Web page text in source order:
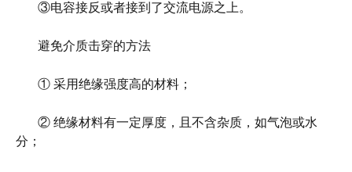
③电容接反或者接到了交流电源之上。
避免介质击穿的方法
① 采用绝缘强度高的材料；
② 绝缘材料有一定厚度，且不含杂质，如气泡或水
分；